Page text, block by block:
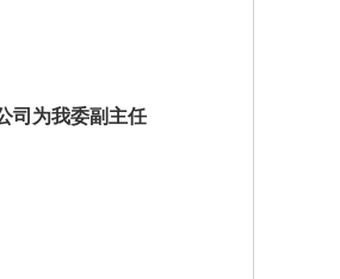
司为我委副主任